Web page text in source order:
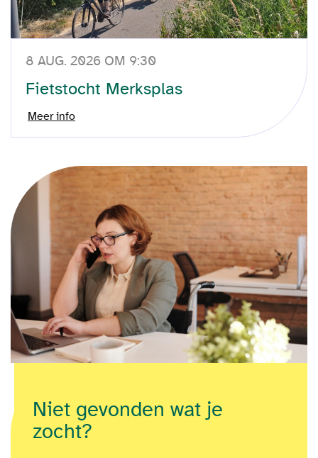
8 AUG. 2026 OM 9:30
Fietstocht Merksplas
Meer info
Niet gevonden wat je
zocht?